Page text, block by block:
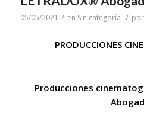
05/05/2021 / en Sin categoría / por
PRODUCCIONES
Producciones